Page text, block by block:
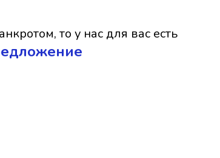
то у нас для вас есть